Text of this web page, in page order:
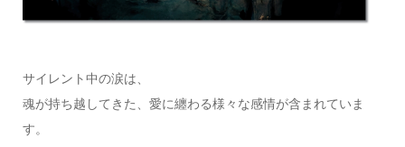
サイレント中の涙は、
魂が持ち越してきた、愛に纏わる様々な感情が含まれていま
す。